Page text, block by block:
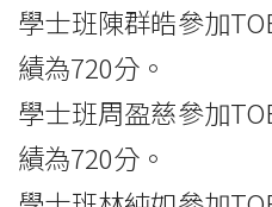
學士班陳群皓參加
績為720分。
學士班周盈慈參加
績為720分。